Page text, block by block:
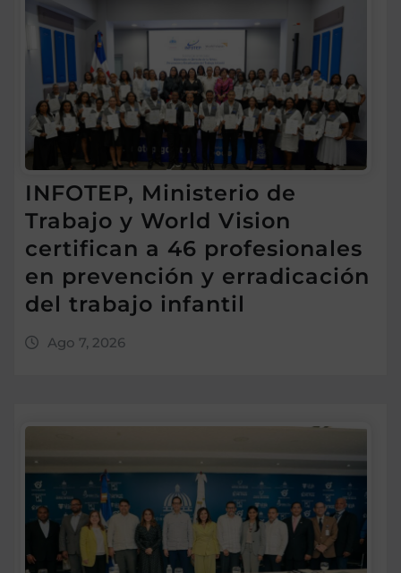
INFOTEP, Ministerio de
Trabajo y World Vision
certifican a 46 profesionales
en prevención y erradicación
del trabajo infantil
Ago 7, 2026